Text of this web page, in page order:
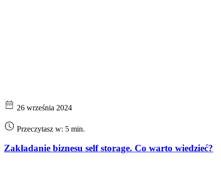
26 września 2024
Przeczytasz w: 5 min.
Zakładanie biznesu self storage. Co warto wiedzieć?